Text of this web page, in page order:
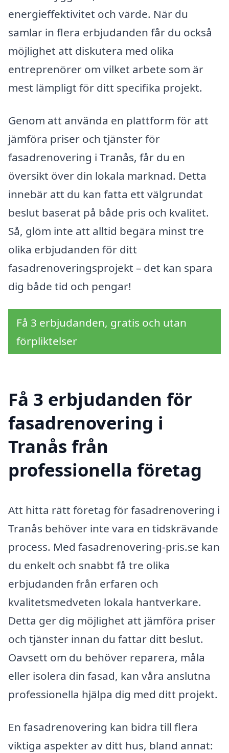
energieffektivitet och värde. När du
samlar in flera erbjudanden får du också
möjlighet att diskutera med olika
entreprenörer om vilket arbete som är
mest lämpligt för ditt specifika projekt.
Genom att använda en plattform för att
jämföra priser och tjänster för
fasadrenovering i Tranås, får du en
översikt över din lokala marknad. Detta
innebär att du kan fatta ett välgrundat
beslut baserat på både pris och kvalitet.
Så, glöm inte att alltid begära minst tre
olika erbjudanden för ditt
fasadrenoveringsprojekt – det kan spara
dig både tid och pengar!
Få 3 erbjudanden, gratis och utan
förpliktelser
Få 3 erbjudanden för
fasadrenovering i
Tranås från
professionella företag
Att hitta rätt företag för fasadrenovering i
Tranås behöver inte vara en tidskrävande
process. Med fasadrenovering-pris.se kan
du enkelt och snabbt få tre olika
erbjudanden från erfaren och
kvalitetsmedveten lokala hantverkare.
Detta ger dig möjlighet att jämföra priser
och tjänster innan du fattar ditt beslut.
Oavsett om du behöver reparera, måla
eller isolera din fasad, kan våra anslutna
professionella hjälpa dig med ditt projekt.
En fasadrenovering kan bidra till flera
viktiga aspekter av ditt hus, bland annat: